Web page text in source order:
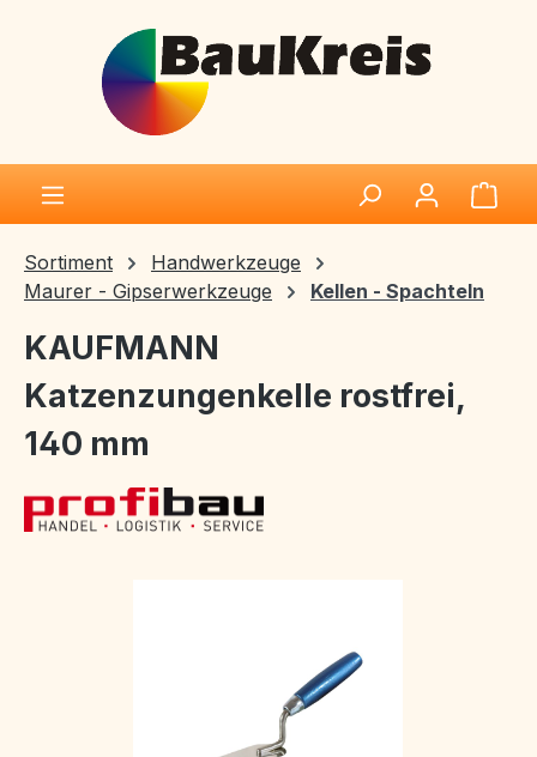
Zum Hauptinhalt springen
Sortiment
Handwerkzeuge
Maurer - Gipserwerkzeuge
Kellen - Spachteln
KAUFMANN
Katzenzungenkelle rostfrei,
140 mm